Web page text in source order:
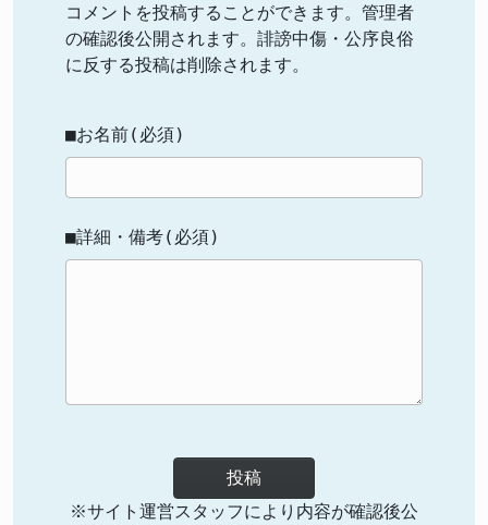
コメントを投稿することができます。管理者
の確認後公開されます。誹謗中傷・公序良俗
に反する投稿は削除されます。
■お名前(必須)
■詳細・備考(必須)
投稿
※サイト運営スタッフにより内容が確認後公